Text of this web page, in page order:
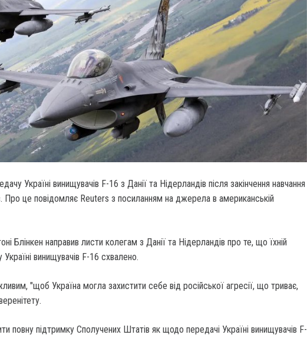
Україні винищувачів F-16 з Данії та Нідерландів після закінчення навчання
Про це повідомляє Reuters з посиланням на джерела в американській
Блінкен направив листи колегам з Данії та Нідерландів про те, що їхній
винищувачів F-16 схвалено.
"щоб Україна могла захистити себе від російської агресії, що триває,
повну підтримку Сполучених Штатів як щодо передачі Україні винищувачів F-